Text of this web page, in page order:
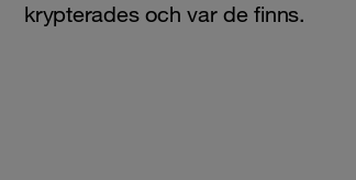
krypterades och var de finns.